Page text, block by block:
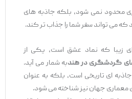
محدود نمی ‌شود، بلکه جاذبه ‌های
می ‌تواند سفر شما را جذاب ‌تر کند.
زیبا که نماد عشق است، یکی از
گردشگری در هندبه شمار می ‌آید.
‌ای تاریخی است، بلکه به ‌عنوان
جهان نیز شناخته می ‌شود.